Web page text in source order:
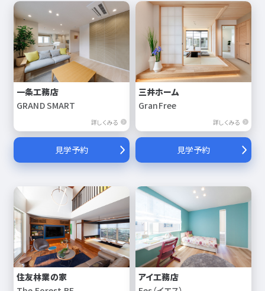
一条工務店
GRAND SMART
詳しくみる
見学予約
三井ホーム
GranFree
詳しくみる
見学予約
住友林業の家
アイ工務店